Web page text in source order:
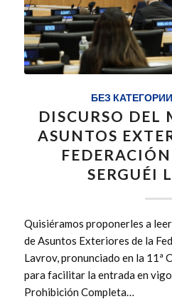
БЕЗ КАТЕГОРИИ
DISCURSO DEL
ASUNTOS
SERGUÉI
Quisiéramos proponerles a
de Asuntos Exteriores de la
Lavrov, pronunciado en la 11ª
para facilitar la entrada en
Prohibición Completa…